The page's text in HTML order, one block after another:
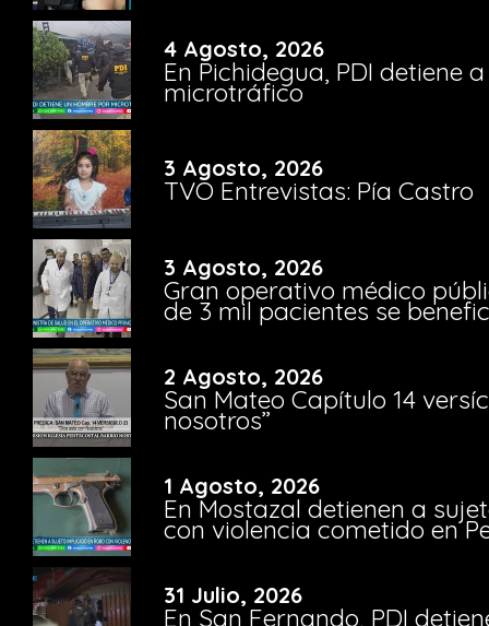
4 Agosto, 2026
En Pichidegua, PDI detiene
microtráfico
3 Agosto, 2026
TVO Entrevistas: Pía Castro
3 Agosto, 2026
Gran operativo médico
de 3 mil pacientes se
2 Agosto, 2026
San Mateo Capítulo 14
nosotros”
1 Agosto, 2026
En Mostazal detienen a
con violencia cometido en
31 Julio, 2026
En San Fernando, PDI